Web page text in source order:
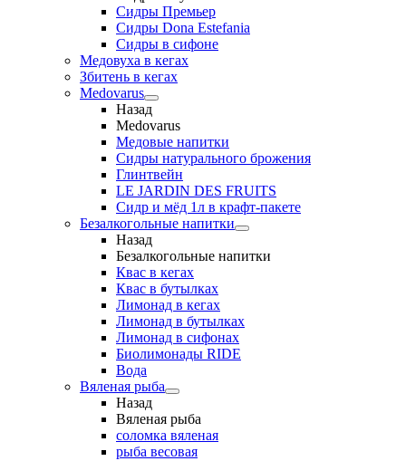
Сидры Премьер
Сидры Dona Estefania
Сидры в сифоне
Медовуха в кегах
Збитень в кегах
Medovarus
Назад
Medovarus
Медовые напитки
Сидры натурального брожения
Глинтвейн
LE JARDIN DES FRUITS
Сидр и мёд 1л в крафт-пакете
Безалкогольные напитки
Назад
Безалкогольные напитки
Квас в кегах
Квас в бутылках
Лимонад в кегах
Лимонад в бутылках
Лимонад в сифонах
Биолимонады RIDE
Вода
Вяленая рыба
Назад
Вяленая рыба
соломка вяленая
рыба весовая